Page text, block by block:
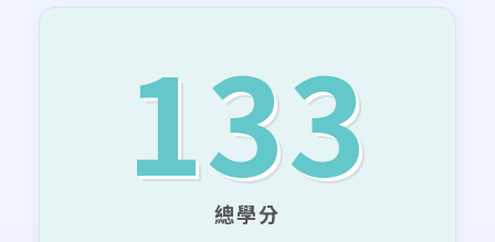
133
總學分